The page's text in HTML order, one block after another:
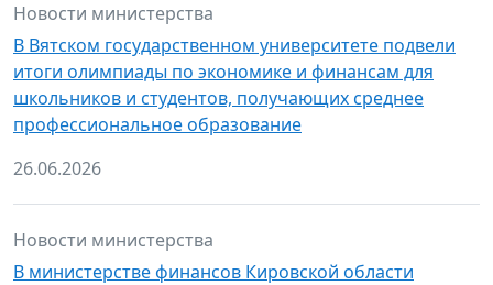
Новости министерства
В Вятском государственном университете подвели
итоги олимпиады по экономике и финансам для
школьников и студентов, получающих среднее
профессиональное образование
26.06.2026
Новости министерства
В министерстве финансов Кировской области